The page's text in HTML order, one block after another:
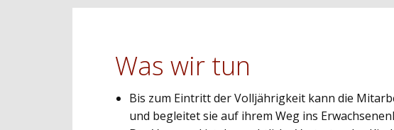
Was wir tun
Bis zum Eintritt der Volljährigkeit kann die
und begleitet sie auf ihrem Weg ins